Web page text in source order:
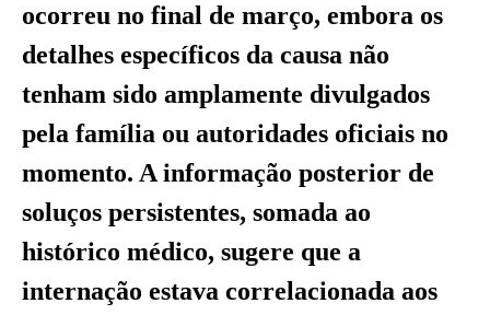
ocorreu no final de março, embora os
detalhes específicos da causa não
tenham sido amplamente divulgados
pela família ou autoridades oficiais no
momento. A informação posterior de
soluços persistentes, somada ao
histórico médico, sugere que a
internação estava correlacionada aos